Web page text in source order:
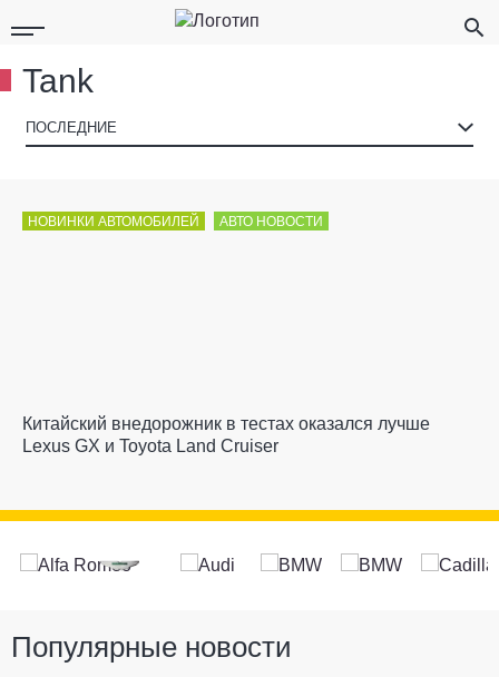
Tank
ПОСЛЕДНИЕ ▾
НОВИНКИ АВТОМОБИЛЕЙ АВТО НОВОСТИ
Китайский внедорожник в тестах оказался лучше
Lexus GX и Toyota Land Cruiser
Популярные новости